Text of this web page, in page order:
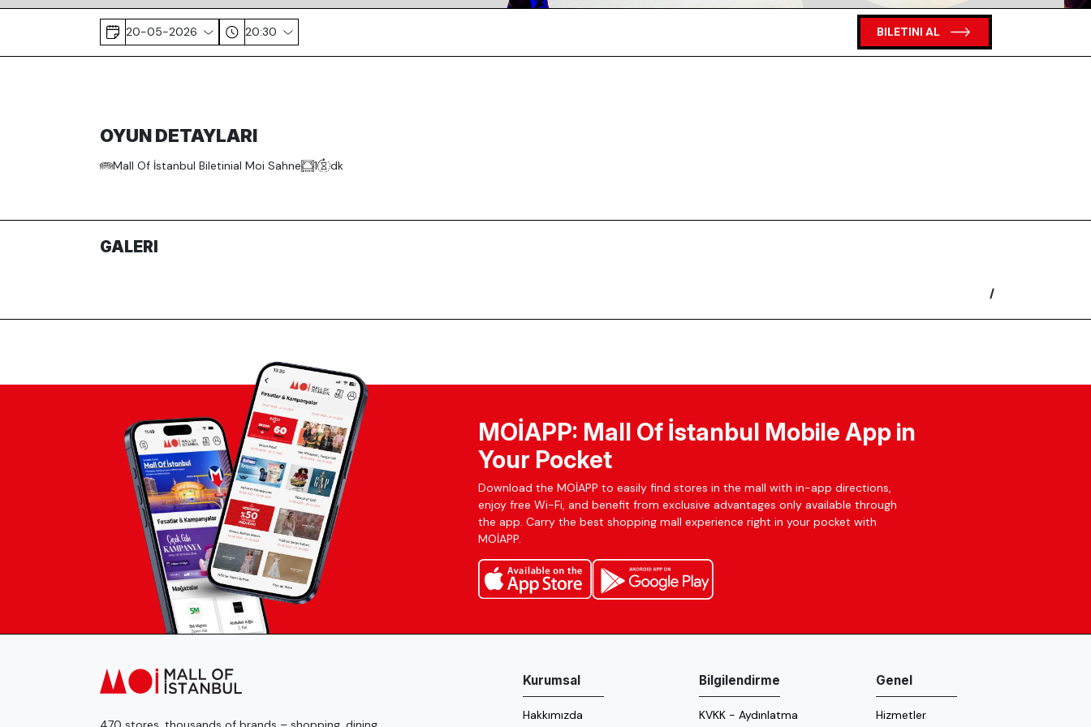
20-05-2026 20:30 BILETINI AL
OYUN DETAYLARI
Mall Of İstanbul Biletinial Moi Sahne 1 dk
GALERI
/
MOİAPP: Mall Of İstanbul Mobile App in
Your Pocket
Download the MOİAPP to easily find stores in the mall with in-app directions,
enjoy free Wi-Fi, and benefit from exclusive advantages only available through
the app. Carry the best shopping mall experience right in your pocket with
MOİAPP.
Kurumsal
Hakkımızda
Bilgilendirme
KVKK - Aydınlatma
Genel
Hizmetler